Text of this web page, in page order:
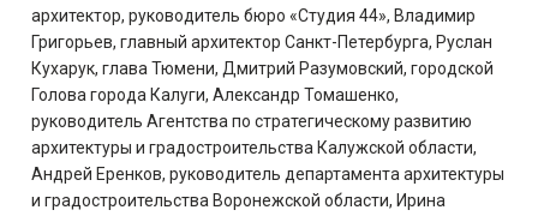
архитектор, руководитель бюро «Студия 44», Владимир
Григорьев, главный архитектор Санкт-Петербурга, Руслан
Кухарук, глава Тюмени, Дмитрий Разумовский, городской
Голова города Калуги, Александр Томашенко,
руководитель Агентства по стратегическому развитию
архитектуры и градостроительства Калужской области,
Андрей Еренков, руководитель департамента архитектуры
и градостроительства Воронежской области, Ирина